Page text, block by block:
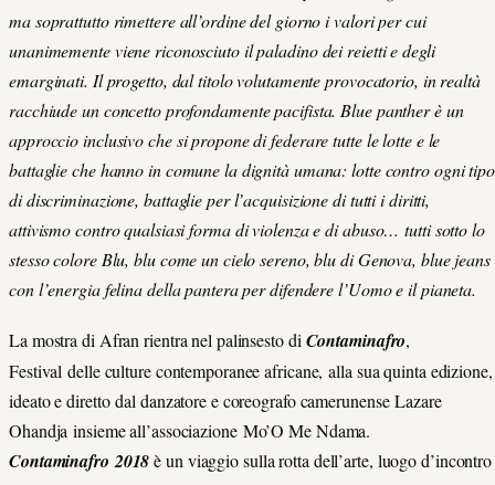
ma soprattutto rimettere all’ordine del giorno i valori per cui
unanimemente viene riconosciuto il paladino dei reietti e degli
emarginati. Il progetto, dal titolo volutamente provocatorio, in realtà
racchiude un concetto profondamente pacifista. Blue panther è un
approccio inclusivo che si propone di federare tutte le lotte e le
battaglie che hanno in comune la dignità umana: lotte contro ogni tipo
di discriminazione, battaglie per l’acquisizione di tutti i diritti,
attivismo contro qualsiasi forma di violenza e di abuso… tutti sotto lo
stesso colore Blu, blu come un cielo sereno, blu di Genova, blue jeans
con l’energia felina della pantera per difendere l’Uomo e il pianeta.
La mostra di Afran rientra nel palinsesto di Contaminafro,
Festival delle culture contemporanee africane, alla sua quinta edizione,
ideato e diretto dal danzatore e coreografo camerunense Lazare
Ohandja insieme all’associazione Mo’O Me Ndama.
Contaminafro 2018è un viaggio sulla rotta dell’arte, luogo d’incontro